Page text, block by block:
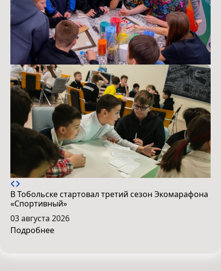
В Тобольске стартовал третий сезон Экомарафона
«Спортивный»
03 августа 2026
Подробнее